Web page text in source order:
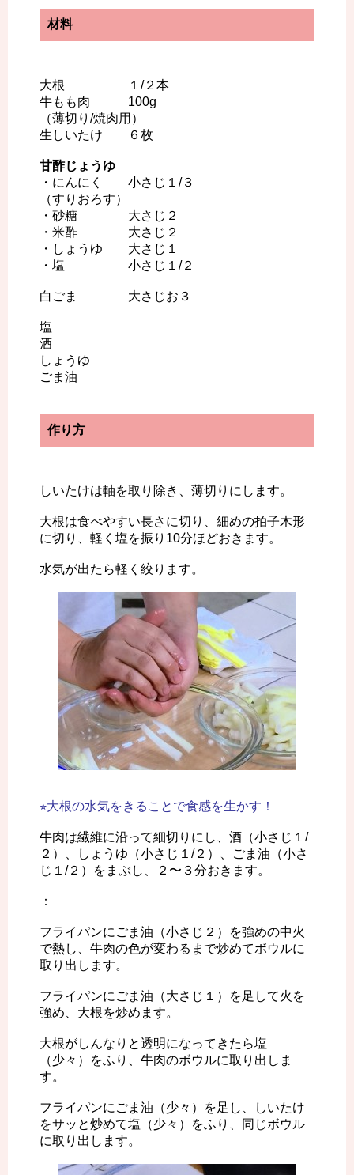
材料
大根 １/２本
牛もも肉 100g
（薄切り/焼肉用）
生しいたけ ６枚
甘酢じょうゆ
・にんにく 小さじ１/３
（すりおろす）
・砂糖 大さじ２
・米酢 大さじ２
・しょうゆ 大さじ１
・塩 小さじ１/２
白ごま 大さじお３
塩
酒
しょうゆ
ごま油
作り方
しいたけは軸を取り除き、薄切りにします。
大根は食べやすい長さに切り、細めの拍子木形
に切り、軽く塩を振り10分ほどおきます。
水気が出たら軽く絞ります。
⭐︎大根の水気をきることで食感を生かす！
牛肉は繊維に沿って細切りにし、酒（小さじ１/
２）、しょうゆ（小さじ１/２）、ごま油（小さ
じ１/２）をまぶし、２〜３分おきます。
：
フライパンにごま油（小さじ２）を強めの中火
で熱し、牛肉の色が変わるまで炒めてボウルに
取り出します。
フライパンにごま油（大さじ１）を足して火を
強め、大根を炒めます。
大根がしんなりと透明になってきたら塩
（少々）をふり、牛肉のボウルに取り出しま
す。
フライパンにごま油（少々）を足し、しいたけ
をサッと炒めて塩（少々）をふり、同じボウル
に取り出します。